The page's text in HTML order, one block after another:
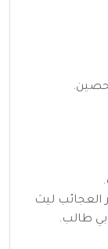
العجائب ليث
طالب.